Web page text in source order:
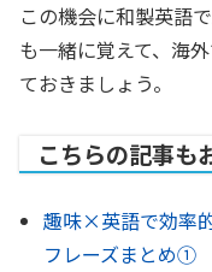
この機会に和製英語
も一緒に覚えて、海
ておきましょう。
こちらの記事も
趣味×英語で効率
フレーズまとめ①